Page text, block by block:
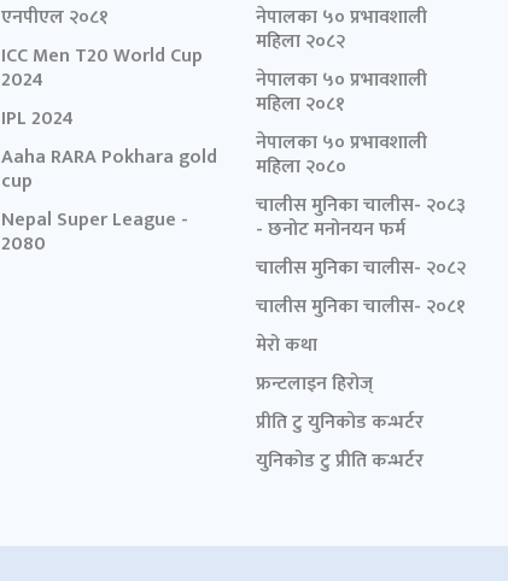
एनपीएल २०८१
ICC Men T20 World Cup
2024
IPL 2024
Aaha RARA Pokhara gold
cup
Nepal Super League -
2080
नेपालका ५० प्रभावशाली
महिला २०८२
नेपालका ५० प्रभावशाली
महिला २०८१
नेपालका ५० प्रभावशाली
महिला २०८०
चालीस मुनिका चालीस- २०८३
- छनोट मनोनयन फर्म
चालीस मुनिका चालीस- २०८२
चालीस मुनिका चालीस- २०८१
मेरो कथा
फ्रन्टलाइन हिरोज्
प्रीति टु युनिकोड कन्भर्टर
युनिकोड टु प्रीति कन्भर्टर